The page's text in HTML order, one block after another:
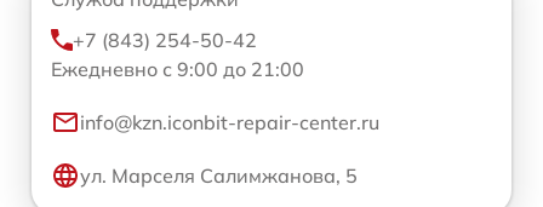
+7 (843) 254-50-42
Ежедневно с 9:00 до 21:00
info@kzn.iconbit-repair-center.ru
ул. Марселя Салимжанова, 5